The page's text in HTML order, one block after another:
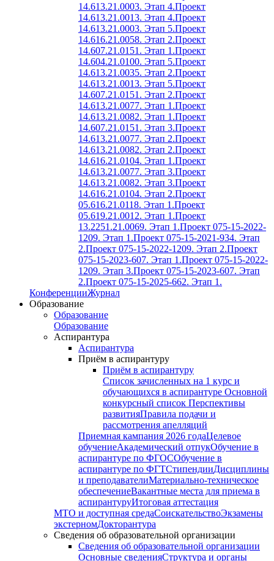
14.613.21.0003. Этап 4.Проект
14.613.21.0013. Этап 4.Проект
14.613.21.0003. Этап 5.Проект
14.616.21.0058. Этап 2.Проект
14.607.21.0151. Этап 1.Проект
14.604.21.0100. Этап 5.Проект
14.613.21.0035. Этап 2.Проект
14.613.21.0013. Этап 5.Проект
14.607.21.0151. Этап 2.Проект
14.613.21.0077. Этап 1.Проект
14.613.21.0082. Этап 1.Проект
14.607.21.0151. Этап 3.Проект
14.613.21.0077. Этап 2.Проект
14.613.21.0082. Этап 2.Проект
14.616.21.0104. Этап 1.Проект
14.613.21.0077. Этап 3.Проект
14.613.21.0082. Этап 3.Проект
14.616.21.0104. Этап 2.Проект
05.616.21.0118. Этап 1.Проект
05.619.21.0012. Этап 1.Проект
13.2251.21.0069. Этап 1.Проект 075-15-2022-
1209. Этап 1.Проект 075-15-2021-934. Этап
2.Проект 075-15-2022-1209. Этап 2.Проект
075-15-2023-607. Этап 1.Проект 075-15-2022-
1209. Этап 3.Проект 075-15-2023-607. Этап
2.Проект 075-15-2025-662. Этап 1.
КонференцииЖурнал
Образование
Образование
Образование
Аспирантура
Аспирантура
Приём в аспирантуру
Приём в аспирантуру
Список зачисленных на 1 курс и
обучающихся в аспирантуре Основной
конкурсный список Перспективы
развитияПравила подачи и
рассмотрения апелляций
Приемная кампания 2026 годаЦелевое
обучениеАкадемический отпукОбучение в
аспирантуре по ФГОСОбучение в
аспирантуре по ФГТСтипендииДисциплины
и преподавателиМатериально-техническое
обеспечениеВакантные места для приема в
аспирантуруИтоговая аттестация
МТО и доступная средаСоискательствоЭкзамены
экстерномДокторантура
Сведения об образовательной организации
Сведения об образовательной организации
Основные сведенияСтруктура и органы